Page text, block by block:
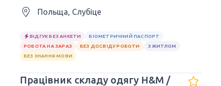
Польща, Слубіце
ВІДГУК БЕЗ АНКЕТИ
БІОМЕТРИЧНИЙ ПАСПОРТ
РОБОТА НА ЗАРАЗ
БЕЗ ДОСВІДУ РОБОТИ
З ЖИТЛОМ
БЕЗ ЗНАННЯ МОВИ
Працівник складу одягу H&M /